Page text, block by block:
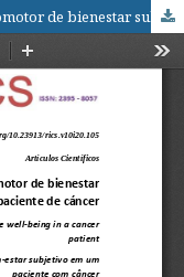
La expresión de sentimientos como promotor de bienestar subjetivo en una paciente de cáncer